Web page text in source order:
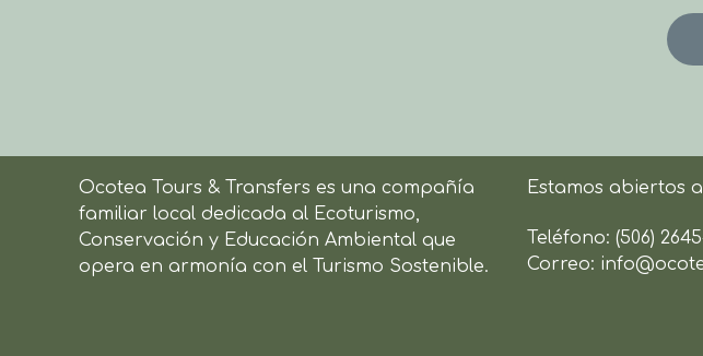
Ocotea Tours & Transfers es una compañía
familiar local dedicada al Ecoturismo,
Conservación y Educación Ambiental que
opera en armonía con el Turismo Sostenible.
Estamos abiertos
Teléfono:(506)
Correo: